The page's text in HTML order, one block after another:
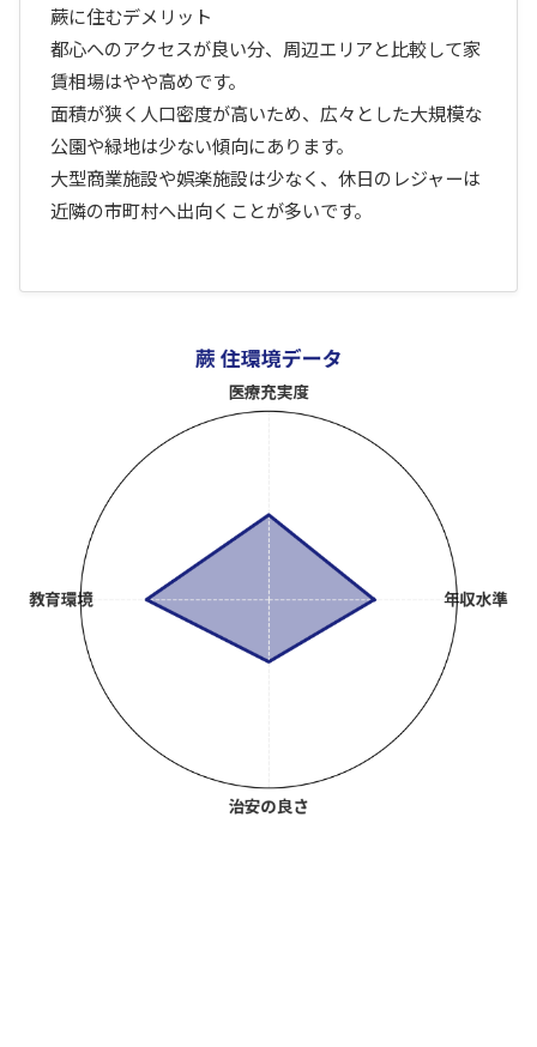
蕨に住むデメリット
都心へのアクセスが良い分、周辺エリアと比較して家
賃相場はやや高めです。
面積が狭く人口密度が高いため、広々とした大規模な
公園や緑地は少ない傾向にあります。
大型商業施設や娯楽施設は少なく、休日のレジャーは
近隣の市町村へ出向くことが多いです。